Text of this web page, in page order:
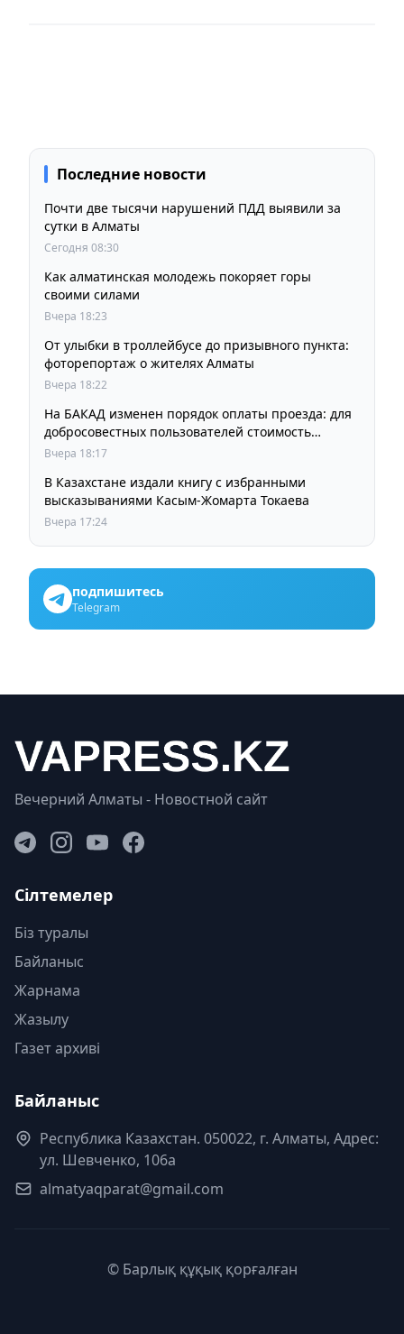
Последние новости
Почти две тысячи нарушений ПДД выявили за
сутки в Алматы
Сегодня 08:30
Как алматинская молодежь покоряет горы
своими силами
Вчера 18:23
От улыбки в троллейбусе до призывного пункта:
фоторепортаж о жителях Алматы
Вчера 18:22
На БАКАД изменен порядок оплаты проезда: для
добросовестных пользователей стоимость
остается прежней
Вчера 18:17
В Казахстане издали книгу с избранными
высказываниями Касым-Жомарта Токаева
Вчера 17:24
подпишитесь
Telegram
Вечерний Алматы - Новостной сайт
Сілтемелер
Біз туралы
Байланыс
Жарнама
Жазылу
Газет архиві
Байланыс
Республика Казахстан. 050022, г. Алматы, Адрес:
ул. Шевченко, 106а
almatyaqparat@gmail.com
© Барлық құқық қорғалған